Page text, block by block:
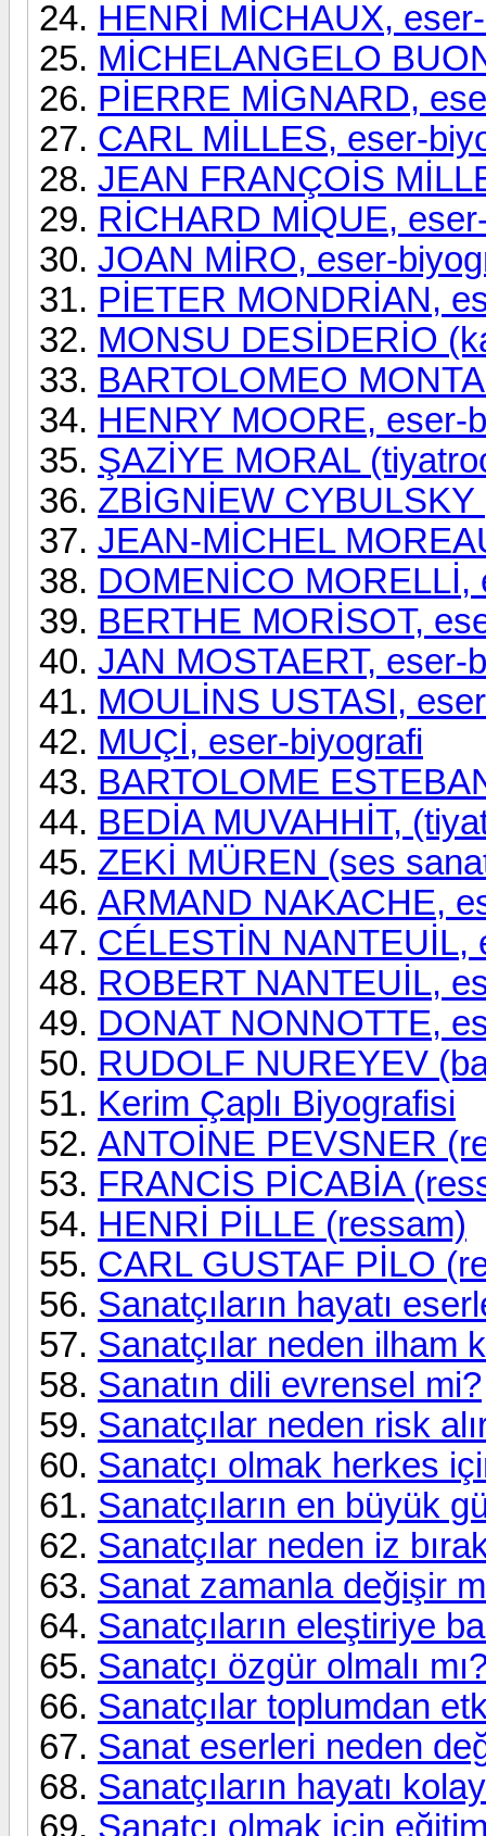
HENRİ MİCHAUX,
MİCHELANGELO
PİERRE MİGNARD,
CARL MİLLES, eser-
JEAN FRANÇOİS
RİCHARD MİQUE,
JOAN MİRO, eser-
PİETER MONDRİAN,
MONSU DESİDERİO
BARTOLOMEO
HENRY MOORE, eser-
ŞAZİYE MORAL
ZBİGNİEW CYBULSKY
JEAN-MİCHEL
DOMENİCO MORELLİ,
BERTHE MORİSOT,
JAN MOSTAERT, eser-
MOULİNS USTASI,
MUÇİ, eser-biyografi
BARTOLOME
BEDİA MUVAHHİT,
ZEKİ MÜREN (ses
ARMAND NAKACHE,
CÉLESTİN NANTEUİL,
ROBERT NANTEUİL,
DONAT NONNOTTE,
RUDOLF NUREYEV
Kerim Çaplı Biyografisi
ANTOİNE PEVSNER
FRANCİS PİCABİA
HENRİ PİLLE (ressam)
CARL GUSTAF PİLO
Sanatçıların hayatı
Sanatçılar neden ilham
Sanatın dili evrensel mi?
Sanatçılar neden risk
Sanatçı olmak herkes
Sanatçıların en büyük
Sanatçılar neden iz
Sanat zamanla değişir
Sanatçıların eleştiriye
Sanatçı özgür olmalı
Sanatçılar toplumdan
Sanat eserleri neden
Sanatçıların hayatı
Sanatçı olmak için